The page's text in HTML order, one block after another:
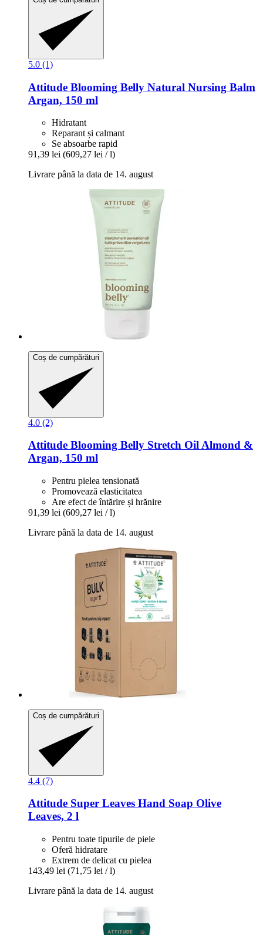
5.0 (1)
Attitude Blooming Belly Natural Nursing Balm
Argan, 150 ml
Hidratant
Reparant și calmant
Se absoarbe rapid
91,39 lei (609,27 lei / l)
Livrare până la data de 14. august
Coș de cumpărături
4.0 (2)
Attitude Blooming Belly Stretch Oil Almond &
Argan, 150 ml
Pentru pielea tensionată
Promovează elasticitatea
Are efect de întărire și hrănire
91,39 lei (609,27 lei / l)
Livrare până la data de 14. august
Coș de cumpărături
4.4 (7)
Attitude Super Leaves Hand Soap Olive
Leaves, 2 l
Pentru toate tipurile de piele
Oferă hidratare
Extrem de delicat cu pielea
143,49 lei (71,75 lei / l)
Livrare până la data de 14. august